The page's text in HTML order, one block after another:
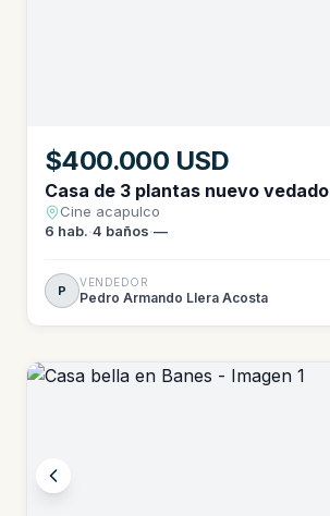
$400.000 USD
Casa de 3 plantas nuevo vedado
Cine acapulco
6 hab.·4 baños·—
P
VENDEDOR
Pedro Armando Llera Acosta